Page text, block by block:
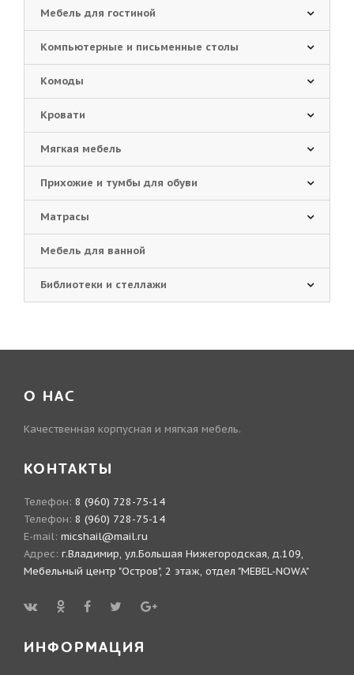
Мебель для гостиной
Компьютерные и письменные столы
Комоды
Кровати
Мягкая мебель
Прихожие и тумбы для обуви
Матрасы
Мебель для ванной
Библиотеки и стеллажи
О НАС
Качественная корпусная и мягкая мебель.
КОНТАКТЫ
Телефон: 8 (960) 728-75-14
Телефон: 8 (960) 728-75-14
E-mail: micshail@mail.ru
Адрес: г.Владимир, ул.Большая Нижегородская, д.109,
Мебельный центр "Остров", 2 этаж, отдел "MEBEL-NOWA"
ИНФОРМАЦИЯ